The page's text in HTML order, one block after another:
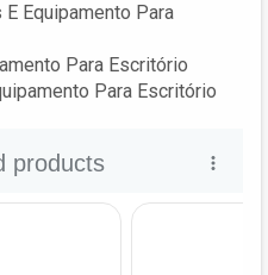
Equipamento Para
Para Escritório
Para Escritório